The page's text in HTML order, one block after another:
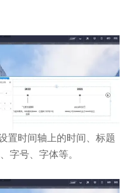
置时间轴上的时间、标题
字号、字体等。